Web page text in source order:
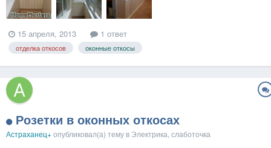
15 апреля, 2013 1 ответ
отделка откосов оконные откосы
Розетки в оконных откосах
Астраханец+опубликовал(а) тему в Электрика, слаботочка